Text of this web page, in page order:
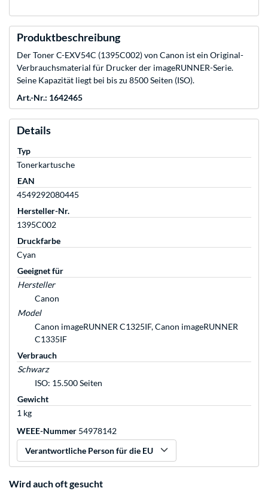
Produktbeschreibung
Der Toner C-EXV54C (1395C002) von Canon ist ein Original-
Verbrauchsmaterial für Drucker der imageRUNNER-Serie.
Seine Kapazität liegt bei bis zu 8500 Seiten (ISO).
Art.-Nr.: 1642465
Details
Typ
Tonerkartusche
EAN
4549292080445
Hersteller-Nr.
1395C002
Druckfarbe
Cyan
Geeignet für
Hersteller
Canon
Model
Canon imageRUNNER C1325IF, Canon imageRUNNER
C1335IF
Verbrauch
Schwarz
ISO: 15.500 Seiten
Gewicht
1 kg
WEEE-Nummer 54978142
Verantwortliche Person für die EU
Wird auch oft gesucht